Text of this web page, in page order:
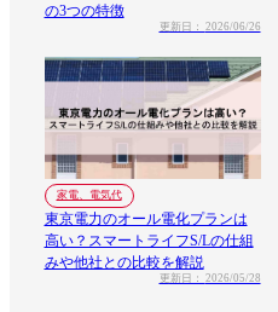
の3つの特徴
更新日： 2026/06/26
家電、電気代
東京電力のオール電化プランは
高い？スマートライフS/Lの仕組
みや他社との比較を解説
更新日： 2026/05/28